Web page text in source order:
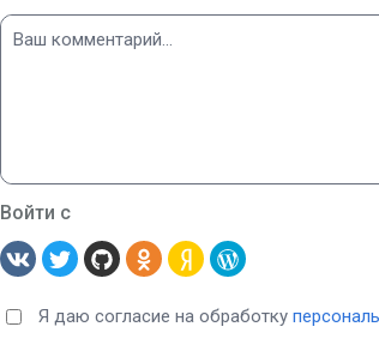
Войти с
Я даю согласие на обработку